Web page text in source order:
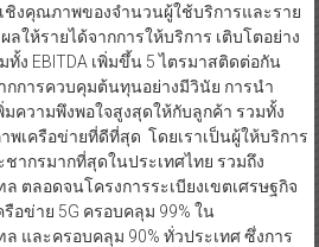
ชิงคุณภาพของจำนวนผู้ใช้บริการและราย
ลให้รายได้จากการให้บริการ เติบโตอย่าง
ง EBITDA เพิ่มขึ้น 5 ไตรมาสติดต่อกัน
กการควบคุมต้นทุนอย่างมีวินัย การนำ
มความพึงพอใจสูงสุดให้กับลูกค้า รวมทั้ง
เครือข่ายที่ดีที่สุด โดยเราเป็นผู้ให้บริการ
ากรมากที่สุดในประเทศไทย รวมถึง
ตลอดจนโครงการระเบียงเขตเศรษฐกิจ
อข่าย 5G ครอบคลุม 99% ใน
และครอบคลุม 90% ทั่วประเทศ ซึ่งการ